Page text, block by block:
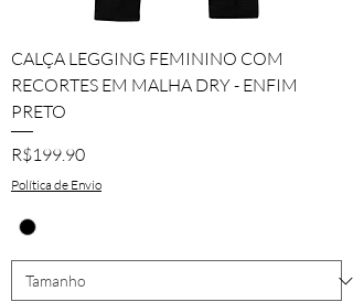
CALÇA LEGGING FEMININO COM
RECORTES EM MALHA DRY - ENFIM
PRETO
Price
R$199.90
Política de Envio